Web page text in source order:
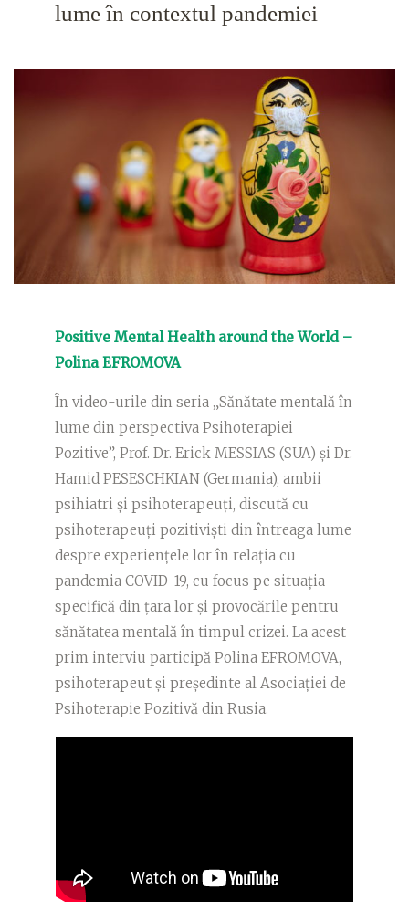
lume în contextul pandemiei
Positive Mental Health around the World –
Polina EFROMOVA
În video-urile din seria „Sănătate mentală în
lume din perspectiva Psihoterapiei
Pozitive”, Prof. Dr. Erick MESSIAS (SUA) și Dr.
Hamid PESESCHKIAN (Germania), ambii
psihiatri și psihoterapeuți, discută cu
psihoterapeuți pozitiviști din întreaga lume
despre experiențele lor în relația cu
pandemia COVID-19, cu focus pe situația
specifică din țara lor și provocările pentru
sănătatea mentală în timpul crizei. La acest
prim interviu participă Polina EFROMOVA,
psihoterapeut și președinte al Asociației de
Psihoterapie Pozitivă din Rusia.